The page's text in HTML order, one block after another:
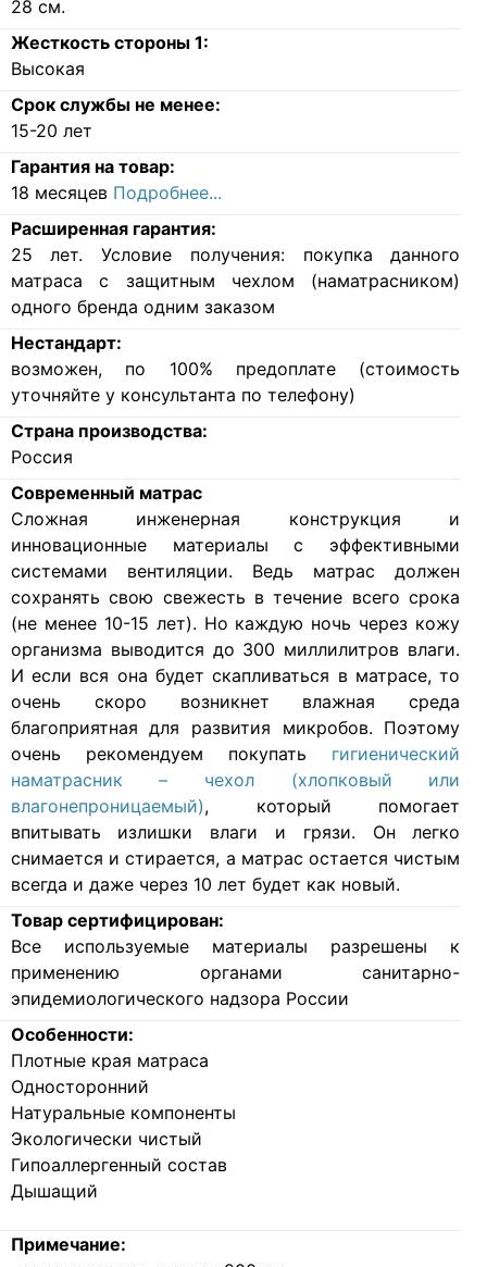
28 см.
Жесткость стороны 1:
Высокая
Срок службы не менее:
15-20 лет
Гарантия на товар:
18 месяцев Подробнее...
Расширенная гарантия:
25 лет. Условие получения: покупка данного
матраса с защитным чехлом (наматрасником)
одного бренда одним заказом
Нестандарт:
возможен, по 100% предоплате (стоимость
уточняйте у консультанта по телефону)
Страна производства:
Россия
Современный матрас
Cложная инженерная конструкция и
инновационные материалы с эффективными
системами вентиляции. Ведь матрас должен
сохранять свою свежесть в течение всего срока
(не менее 10-15 лет). Но каждую ночь через кожу
организма выводится до 300 миллилитров влаги.
И если вся она будет скапливаться в матрасе, то
очень скоро возникнет влажная среда
благоприятная для развития микробов. Поэтому
очень рекомендуем покупать гигиенический
наматрасник – чехол (хлопковый или
влагонепроницаемый), который помогает
впитывать излишки влаги и грязи. Он легко
снимается и стирается, а матрас остается чистым
всегда и даже через 10 лет будет как новый.
Товар сертифицирован:
Все используемые материалы разрешены к
применению органами санитарно-
эпидемиологического надзора России
Особенности:
Плотные края матраса
Односторонний
Натуральные компоненты
Экологически чистый
Гипоаллергенный состав
Дышащий
Примечание: